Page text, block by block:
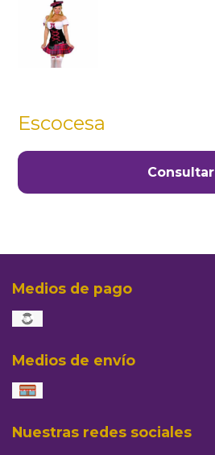
Escocesa
Consultar
Medios de pago
Medios de envío
Nuestras redes sociales